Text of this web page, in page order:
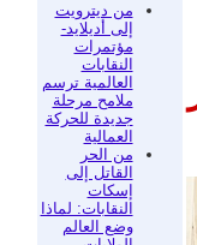
من ديترويت
إلى أديلايد-
مؤتمرات
النقابات
العالمية ترسم
ملامح مرحلة
جديدة للحركة
العمالية
من الحر
القاتل إلى
إسكات
النقابات: لماذا
وضع العالم